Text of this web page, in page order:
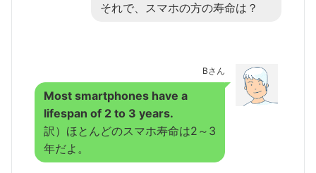
それで、スマホの方の寿命は？
Bさん
Most smartphones have a
lifespan of 2 to 3 years.
訳）ほとんどのスマホ寿命は2～3
年だよ。